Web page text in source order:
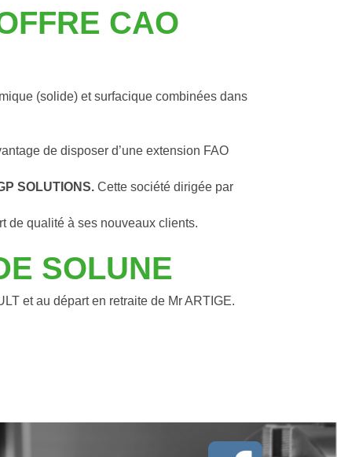
CAO
(solide) et surfacique combinées dans
de disposer d’une extension FAO
SOLUTIONS. Cette société dirigée par
de qualité à ses nouveaux clients.
SOLUNE
et au départ en retraite de Mr ARTIGE.